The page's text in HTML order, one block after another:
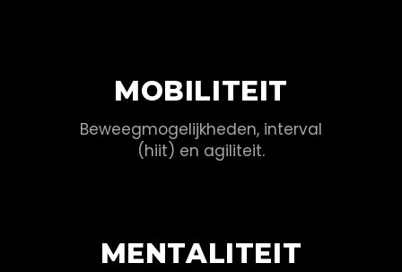
MOBILITEIT
Beweegmogelijkheden, interval
(hiit) en agiliteit.
MENTALITEIT